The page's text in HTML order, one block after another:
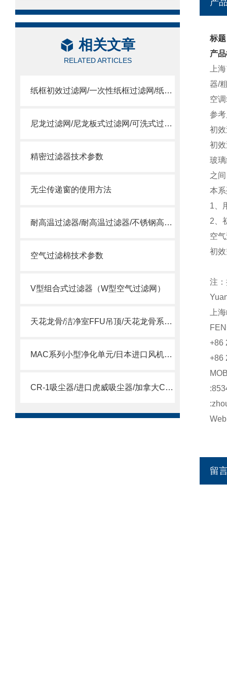
相关文章
RELATED ARTICLES
纸框初效过滤网/一次性纸框过滤网/纸框过滤网
尼龙过滤网/尼龙板式过滤网/可洗式过滤网
精密过滤器技术参数
无尘传递窗的使用方法
耐高温过滤器/耐高温过滤器/不锈钢高温过滤器
空气过滤棉技术参数
V型组合式过滤器（W型空气过滤网）
天花龙骨/洁净室FFU吊顶/天花龙骨系统/ffu龙骨
MAC系列小型净化单元/日本进口风机单元/MAC风机
CR-1吸尘器/进口虎威吸尘器/加拿大CR-1吸尘器
产
标
产
上
器/
空
参
初
初
玻
之
本
1、
2、
空
初
注
上
+86
+86
留